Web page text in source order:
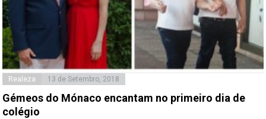
Realeza 13 de Setembro, 2018
Gémeos do Mónaco encantam no primeiro dia de
colégio